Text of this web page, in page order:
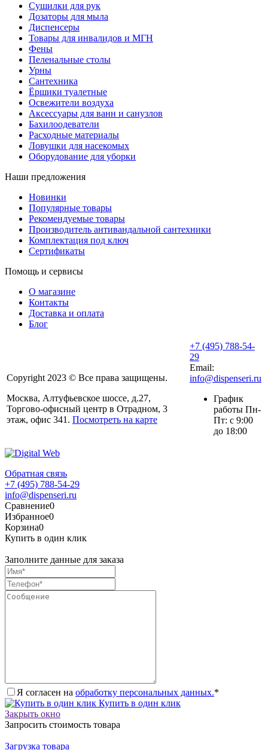
Сушилки для рук
Дозаторы для мыла
Диспенсеры
Товары для инвалидов и МГН
Фены
Пеленальные столы
Урны
Сантехника
Ёршики туалетные
Освежители воздуха
Аксессуары для ванн и санузлов
Бахилоодеватели
Расходные материалы
Ловушки для насекомых
Оборудование для уборки
Наши предложения
Новинки
Популярные товары
Рекомендуемые товары
Производитель антивандальной сантехники
Комплектация под ключ
Сертификаты
Помощь и сервисы
О магазине
Контакты
Доставка и оплата
Блог
Copyright 2023 © Все права защищены.
Москва, Алтуфьевское шоссе, д.27,
Торгово-офисный центр в Отрадном, 3
этаж, офис 341. Посмотреть на карте
+7 (495) 788-54-
29
Email:
info@dispenseri.ru
График
работы Пн-
Пт: с 9:00
до 18:00
Обратная связь
+7 (495) 788-54-29
info@dispenseri.ru
Сравнение0
Избранное0
Корзина0
Купить в один клик
Заполните данные для заказа
Я согласен на обработку персональных данных.*
Купить в один клик
Закрыть окно
Запросить стоимость товара
Загрузка товара